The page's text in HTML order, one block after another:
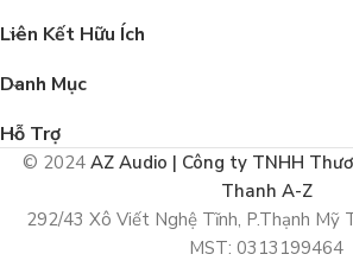
Liên Kết Hữu Ích
Danh Mục
Hỗ Trợ
© 2024 AZ Audio | Công ty TNHH
Thanh A-Z
292/43 Xô Viết Nghệ Tĩnh, P.Thạnh Mỹ
MST: 0313199464